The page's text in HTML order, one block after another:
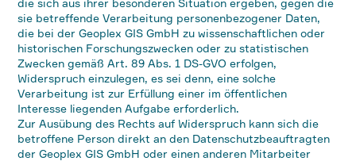
die sich aus ihrer besonderen Situation ergeben, gegen die
sie betreffende Verarbeitung personenbezogener Daten,
die bei der Geoplex GIS GmbH zu wissenschaftlichen oder
historischen Forschungszwecken oder zu statistischen
Zwecken gemäß Art. 89 Abs. 1 DS-GVO erfolgen,
Widerspruch einzulegen, es sei denn, eine solche
Verarbeitung ist zur Erfüllung einer im öffentlichen
Interesse liegenden Aufgabe erforderlich.
Zur Ausübung des Rechts auf Widerspruch kann sich die
betroffene Person direkt an den Datenschutzbeauftragten
der Geoplex GIS GmbH oder einen anderen Mitarbeiter